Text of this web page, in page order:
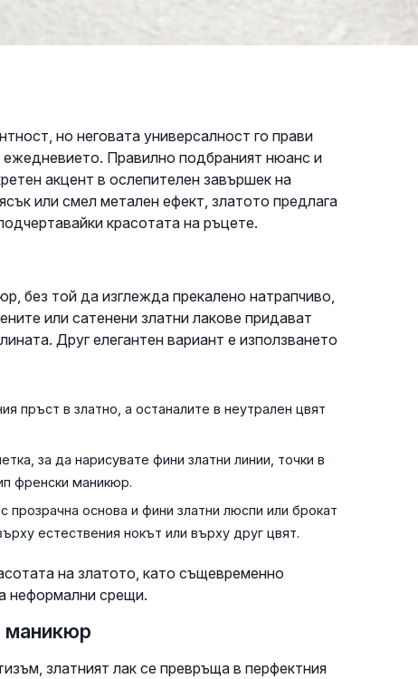
но неговата универсалност го прави
Правилно подбраният нюанс и
акцент в ослепителен завършек на
или смел метален ефект, златото предлага
красотата на ръцете.
без той да изглежда прекалено натрапчиво,
или сатенени златни лакове придават
Друг елегантен вариант е използването
пръст в златно, а останалите в неутрален цвят
за да нарисувате фини златни линии, точки в
френски маникюр.
прозрачна основа и фини златни люспи или брокат
естествения нокът или върху друг цвят.
на златото, като същевременно
неформални срещи.
маникюр
златният лак се превръща в перфектния